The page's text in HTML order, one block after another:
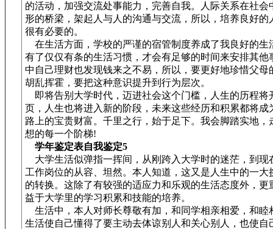
的活动，加强交流处事能力，完善自我。人际关系在社会
形的桥梁，架起人与人的沟通与交流，所以，培养良好的
很有必要的。
在生活方面，学校的严谨的宿管制度养成了我良好的生
有了仅仅有条的生活习惯，才会有足够的时间来安排其他
中自己理财也发现钱来之不易，所以，要更好地珍惜父母
胡乱挥霍，要把这种意识提升到行为层次。
即将告别大学时代，迈进社会这个门槛，人生的历程将
页，人生也将进入新的阶段，未来这些经历和积累都将成
路上的宝贵财富。千里之行，始于足下。我会脚踏实地，
想的每一个阶梯!
学年鉴定表自我鉴定5
大学生活似弹指一挥间，从刚跨入大学时的迷茫，到现
工作岗位的从容、坦然。本人知道，这又是人生中的一大
的转换。这除了有较强的适应力和乐观的生活态度外，更
益于大学里的学习积累和技能的培养。
生活中，本人对师长尊敬有加，和同学相亲相爱，和睦
生活使自己懂得了要主动去体谅别人和关心别人，也使自